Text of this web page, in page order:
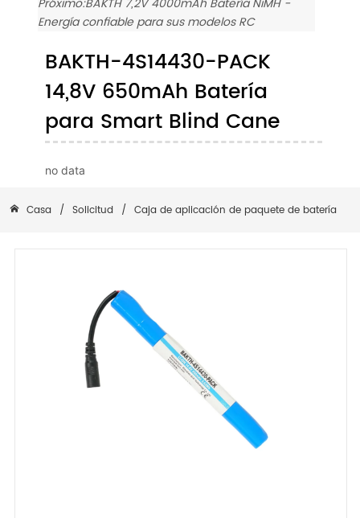
Energía confiable para sus modelos RC
BAKTH-4S14430-PACK
14,8V 650mAh Batería
para Smart Blind Cane
no data
Casa / Solicitud / Caja de aplicación de paquete de batería